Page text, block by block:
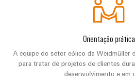
edifícios
Construção
terminais
PCB
Painéis
de
Orientação prática
A equipe do setor eólico da Weidmüller
para tratar de projetos de clientes
desenvolvimento e em